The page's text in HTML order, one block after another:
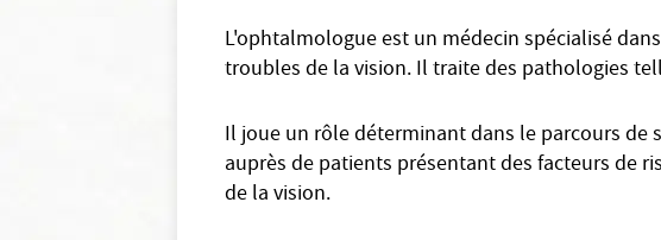
L'ophtalmologue est un médecin spécialisé
troubles de la vision. Il traite des pathologies
Il joue un rôle déterminant dans le parcours
auprès de patients présentant des facteurs de
de la vision.